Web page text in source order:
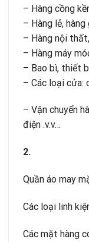
– Hàng cồng
– Hàng lẻ, hàng
– Hàng nội
– Hàng máy
– Bao bì, thiết
– Các loại cửa:
– Vận chuyển
điện .v.v…
2.
Quần áo may
Các loại linh
Các mặt hàng